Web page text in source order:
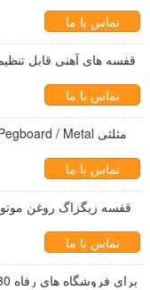
تماس با ما
تماس با ما
تماس با ما
قفسه زیگزاگ روغن
تماس با ما
سطل فلزی دور سیم فلزی H30 برای فروشگاه های رفاه